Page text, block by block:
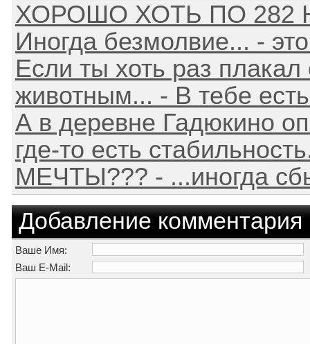
ХОРОШО ХОТЬ ПО 282
Иногда безмолвие... -
Если ты хоть раз плакал
животным... - В тебе
А в деревне Гадюкино
где-то есть
МЕЧТЫ??? - ...иногда
Добавление комментария
Ваше Имя:
Ваш E-Mail: